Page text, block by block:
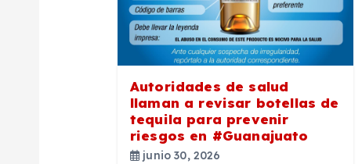
Autoridades de salud
llaman a revisar botellas de
tequila para prevenir
riesgos en #Guanajuato
junio 30, 2026